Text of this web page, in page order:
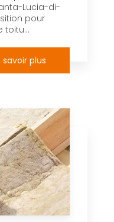
Lucia-di-
pour
toitu...
savoir plus